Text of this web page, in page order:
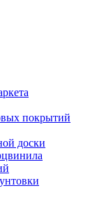
покрытий
доски